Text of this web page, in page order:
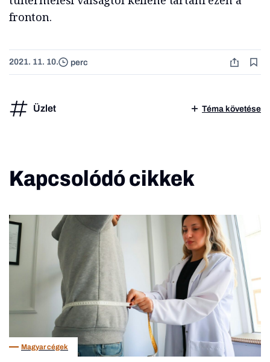
fronton.
2021. 11. 10. perc
Üzlet Téma követése
Kapcsolódó cikkek
Magyar cégek